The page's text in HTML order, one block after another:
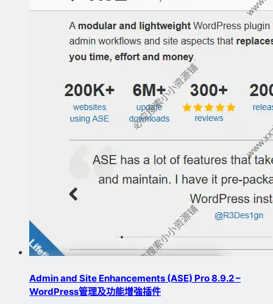
Admin and Site Enhancements (ASE) Pro 8.9.2 –
WordPress管理及功能增強插件